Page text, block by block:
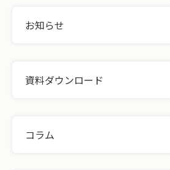
お知らせ
資料ダウンロード
コラム